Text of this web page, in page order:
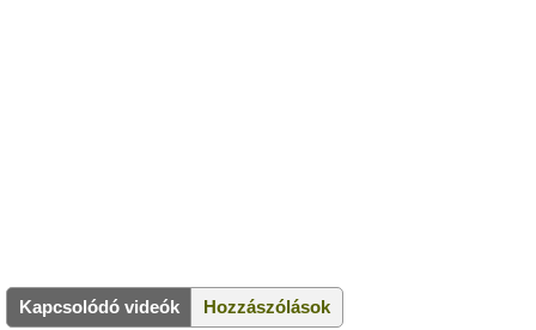
Kapcsolódó videók Hozzászólások